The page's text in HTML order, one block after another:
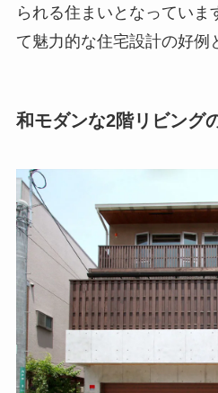
られる住まいとなっていま
て魅力的な住宅設計の好例
和モダンな2階リビング